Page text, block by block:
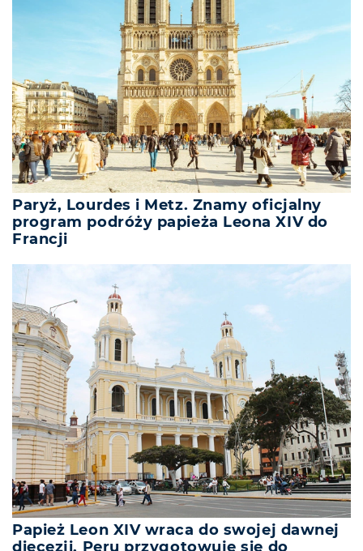
Paryż, Lourdes i Metz. Znamy oficjalny
program podróży papieża Leona XIV do
Francji
Papież Leon XIV wraca do swojej dawnej
diecezji. Peru przygotowuje się do